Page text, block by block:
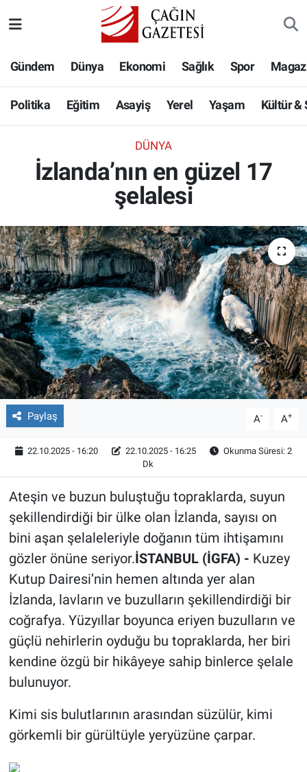
Gündem Dünya Ekonomi Sağlık Spor
Politika Eğitim Asayiş Yerel Yaşam Kültür &
DÜNYA
İzlanda’nın en güzel 17
şelalesi
Paylaş A- A+
22.10.2025 - 16:20 22.10.2025 - 16:25
Okunma Süresi: 2
Dk
Ateşin ve buzun buluştuğu topraklarda, suyun
şekillendirdiği bir ülke olan İzlanda, sayısı on
bini aşan şelaleleriyle doğanın tüm ihtişamını
gözler önüne seriyor.İSTANBUL (İGFA) - Kuzey
Kutup Dairesi’nin hemen altında yer alan
İzlanda, lavların ve buzulların şekillendirdiği bir
coğrafya. Yüzyıllar boyunca eriyen buzulların ve
güçlü nehirlerin oyduğu bu topraklarda, her biri
kendine özgü bir hikâyeye sahip binlerce şelale
bulunuyor.
Kimi sis bulutlarının arasından süzülür, kimi
görkemli bir gürültüyle yeryüzüne çarpar.
Eğitim
Asayiş
Yerel
Kültür & Sanat
Bilim-Teknoloji
Köşe Yazıları
Röportaj
Video Galeri
Hava Durumu
Namaz Vakitleri
Trafik Durumu
Süper Lig Puan Durumu ve Fikstür
Tüm Manşetler
Son Dakika Haberleri
Haber Arşivi